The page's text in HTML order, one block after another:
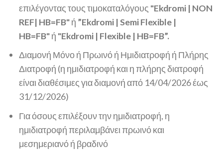
επιλέγοντας τους τιμοκαταλόγους "Ekdromi | NON
REF| HB=FB"ή ”Ekdromi | Semi Flexible |
HB=FB"ή "Ekdromi | Flexible | HB=FB”.
Διαμονή Μόνο ή Πρωινό ή Ημιδιατροφή ή Πλήρης
Διατροφή (η ημιδιατροφή και η πλήρης διατροφή
είναι διαθέσιμες για διαμονή από 14/04/2026 έως
31/12/2026)
Για όσους επιλέξουν την ημιδιατροφή, η
ημιδιατροφή περιλαμβάνει πρωινό και
μεσημεριανό ή βραδινό